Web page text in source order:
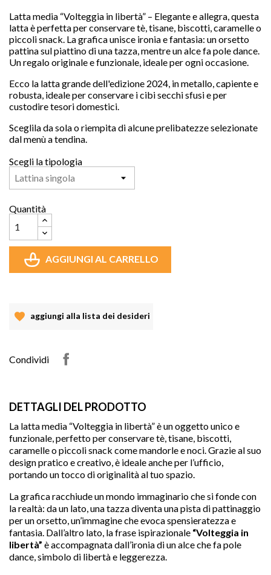
Latta media “Volteggia in libertà” – Elegante e allegra, questa
latta è perfetta per conservare tè, tisane, biscotti, caramelle o
piccoli snack. La grafica unisce ironia e fantasia: un orsetto
pattina sul piattino di una tazza, mentre un alce fa pole dance.
Un regalo originale e funzionale, ideale per ogni occasione.
Ecco la latta grande dell'edizione 2024, in metallo, capiente e
robusta, ideale per conservare i cibi secchi sfusi e per
custodire tesori domestici.
Sceglila da sola o riempita di alcune prelibatezze selezionate
dal menù a tendina.
Scegli la tipologia
Quantità
AGGIUNGI AL CARRELLO
aggiungi alla lista dei desideri
Condividi
DETTAGLI DEL PRODOTTO
La latta media “Volteggia in libertà” è un oggetto unico e
funzionale, perfetto per conservare tè, tisane, biscotti,
caramelle o piccoli snack come mandorle e noci. Grazie al suo
design pratico e creativo, è ideale anche per l’ufficio,
portando un tocco di originalità al tuo spazio.
La grafica racchiude un mondo immaginario che si fonde con
la realtà: da un lato, una tazza diventa una pista di pattinaggio
per un orsetto, un’immagine che evoca spensieratezza e
fantasia. Dall’altro lato, la frase ispirazionale “Volteggia in
libertà” è accompagnata dall’ironia di un alce che fa pole
dance, simbolo di libertà e leggerezza.